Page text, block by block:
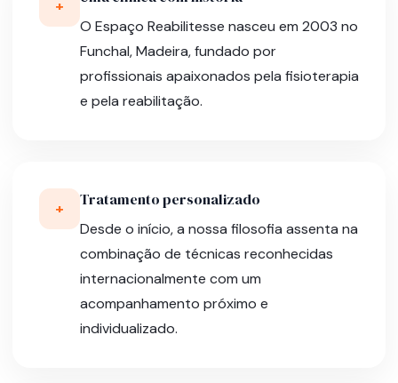
+
O Espaço Reabilitesse nasceu em 2003 no
Funchal, Madeira, fundado por
profissionais apaixonados pela fisioterapia
e pela reabilitação.
+ Tratamento personalizado
Desde o início, a nossa filosofia assenta na
combinação de técnicas reconhecidas
internacionalmente com um
acompanhamento próximo e
individualizado.